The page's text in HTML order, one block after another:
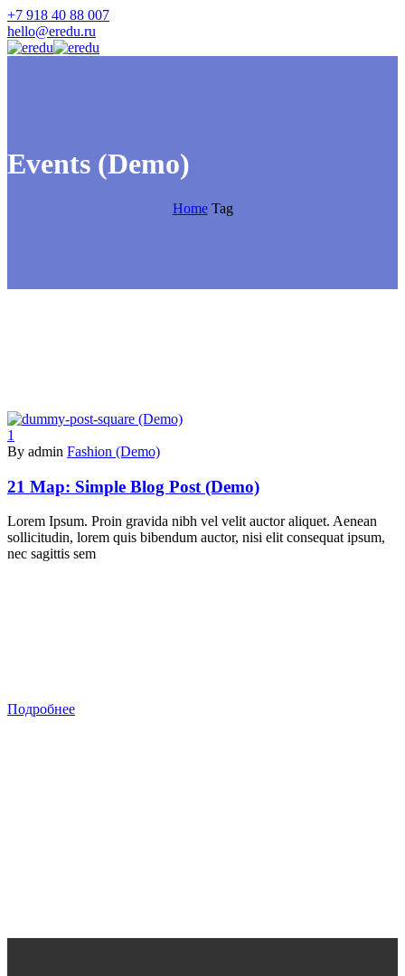
+7 918 40 88 007
hello@eredu.ru
Events (Demo)
Home Tag
1
By admin Fashion (Demo)
21 Мар: Simple Blog Post (Demo)
Lorem Ipsum. Proin gravida nibh vel velit auctor aliquet. Aenean
sollicitudin, lorem quis bibendum auctor, nisi elit consequat ipsum,
nec sagittis sem
Подробнее